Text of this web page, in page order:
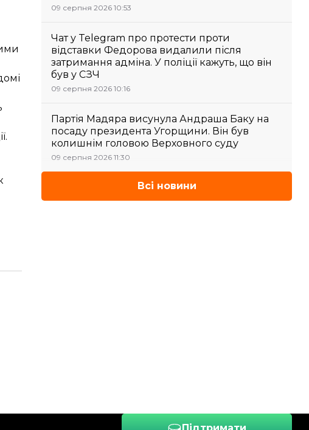
09 серпня 2026 10:53
Чат у Telegram про протести проти
відставки Федорова видалили після
затримання адміна. У поліції кажуть, що він
був у СЗЧ
09 серпня 2026 10:16
Партія Мадяра висунула Андраша Баку на
посаду президента Угорщини. Він був
колишнім головою Верховного суду
09 серпня 2026 11:30
Всі новини